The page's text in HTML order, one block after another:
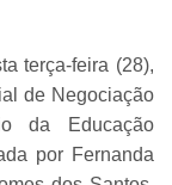
terça-feira (28),
de Negociação
da Educação
por Fernanda